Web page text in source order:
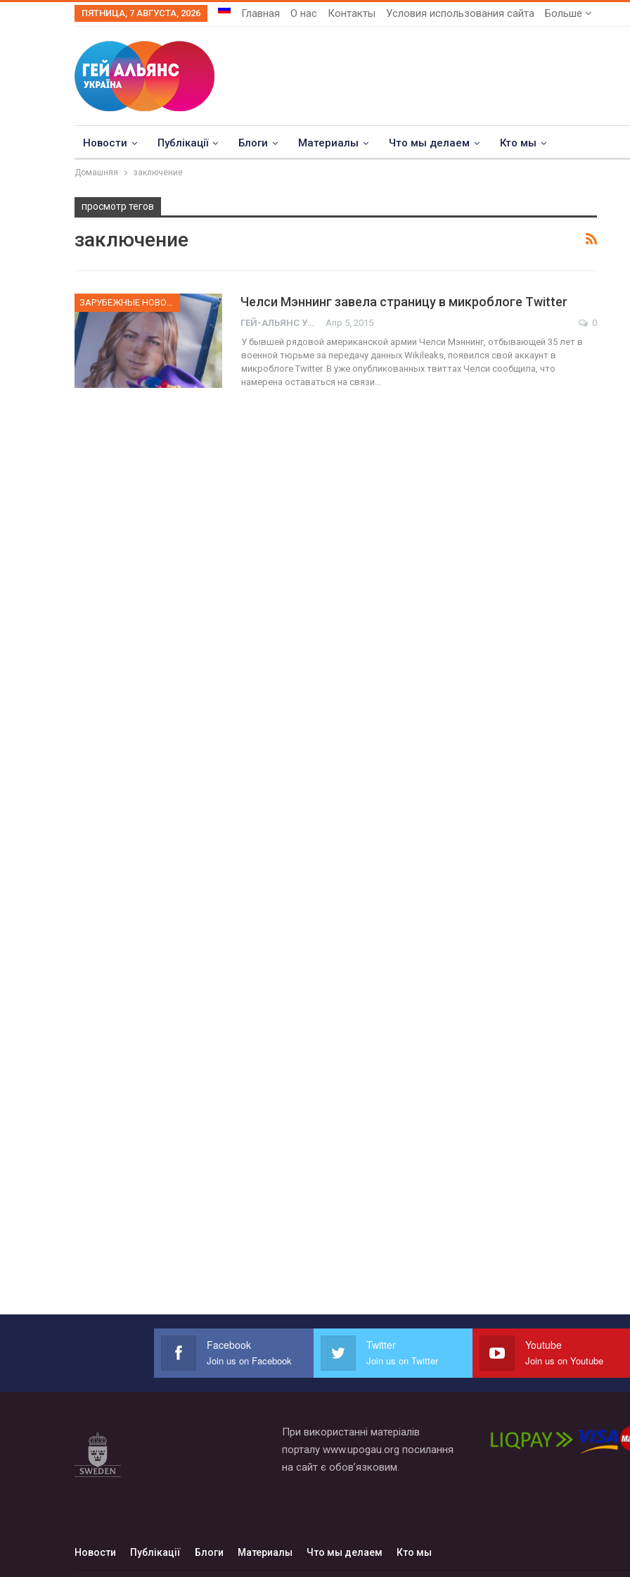
ПЯТНИЦА, 7 АВГУСТА, 2026 Главная О нас Контакты Условия использования сайта Больше
Новости Публікації Блоги Материалы Что мы делаем Кто мы
Домашняя заключение
просмотр тегов
заключение
Челси Мэннинг завела страницу в микроблоге Twitter
ГЕЙ-АЛЬЯНС УКРАИНА Апр 5, 2015
0
У бывшей рядовой американской армии Челси Мэннинг, отбывающей 35 лет в
военной тюрьме за передачу данных Wikileaks, появился свой аккаунт в
микроблоге Twitter. В уже опубликованных твиттах Челси сообщила, что
намерена оставаться на связи…
ФОТО
Прайд в Тель-Авиве собрал 200
ФОТО
Facebook
Join us on Facebook
Twitter
Join us on Twitter
Youtube
Join us on Youtube
При використанні матеріалів
порталу www.upogau.org посилання
на сайт є обов’язковим.
Новости Публікації Блоги Материалы Что мы делаем Кто мы